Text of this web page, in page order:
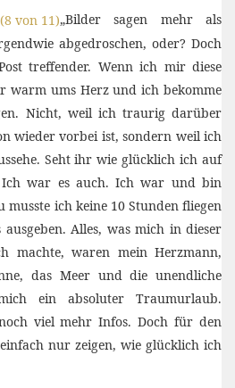
„Bilder sagen mehr als
abgedroschen, oder? Doch
treffender. Wenn ich mir diese
warm ums Herz und ich bekomme
Nicht, weil ich traurig darüber
wieder vorbei ist, sondern weil ich
Seht ihr wie glücklich ich auf
Ich war es auch. Ich war und bin
ich keine 10 Stunden fliegen
Alles, was mich in dieser
machte, waren mein Herzmann,
das Meer und die unendliche
ein absoluter Traumurlaub.
viel mehr Infos. Doch für den
nur zeigen, wie glücklich ich